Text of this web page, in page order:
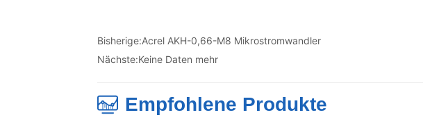
Bisherige:Acrel AKH-0,66-M8 Mikrostromwandler
Nächste:Keine Daten mehr
Empfohlene Produkte